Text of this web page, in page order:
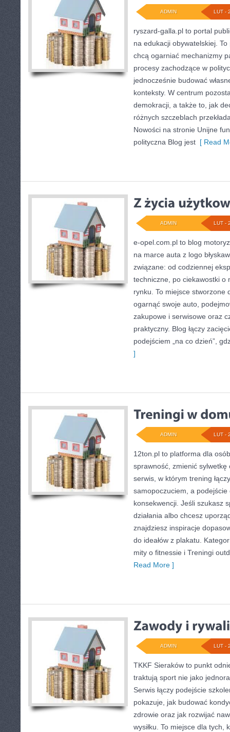
LUT -
ADMIN
ryszard-galla.pl to portal
na edukacji obywatelskiej.
chcą ogarniać mechanizmy
procesy zachodzące w
jednocześnie budować
konteksty. W centrum
demokracji, a także to, jak
różnych szczeblach
Nowości na stronie Unijne
polityczna Blog jest [ Read
LUT -
ADMIN
e-opel.com.pl to blog
na marce auta z logo
związane: od codziennej
techniczne, po ciekawostki o
rynku. To miejsce stworzone
ogarnąć swoje auto,
zakupowe i serwisowe oraz
praktyczny. Blog łączy
podejściem „na co dzień”,
]
LUT -
ADMIN
12ton.pl to platforma dla
sprawność, zmienić sylwetkę
serwis, w którym trening
samopoczuciem, a
konsekwencji. Jeśli szukasz
działania albo chcesz
znajdziesz inspiracje
do ideałów z plakatu.
mity o fitnessie i Treningi
Read More ]
LUT -
ADMIN
TKKF Sieraków to punkt
traktują sport nie jako
Serwis łączy podejście
pokazuje, jak budować
zdrowie oraz jak rozwijać
wysiłku. To miejsce dla tych,